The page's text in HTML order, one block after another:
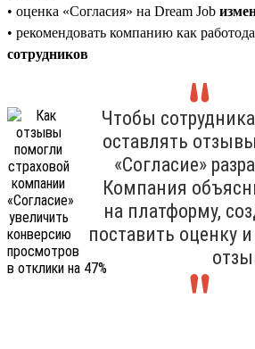
• оценка «Согласия» на Dream Job
• рекомендовать компанию как
сотрудников
Чтобы
оставлять
«Согласие»
Компания
на платформу,
поставить оценку